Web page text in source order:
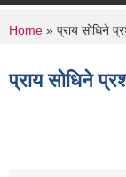
You are
Home » प्राय सोधिने
प्राय सोधिने